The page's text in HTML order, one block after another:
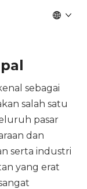
sebagai
salah satu
pasar
dan
serta industri
yang erat